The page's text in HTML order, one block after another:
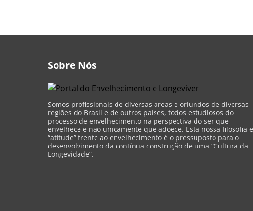
Sobre Nós
Somos profissionais de diversas áreas e oriundos de diversas
regiões do Brasil e de outros países, todos estudiosos do
processo de envelhecimento na perspectiva do ser que
envelhece e não unicamente que adoece. Esta nossa filosofia e
“atitude” frente ao envelhecimento é o pressuposto para o
desenvolvimento da contínua construção de uma “Cultura da
Longevidade”.